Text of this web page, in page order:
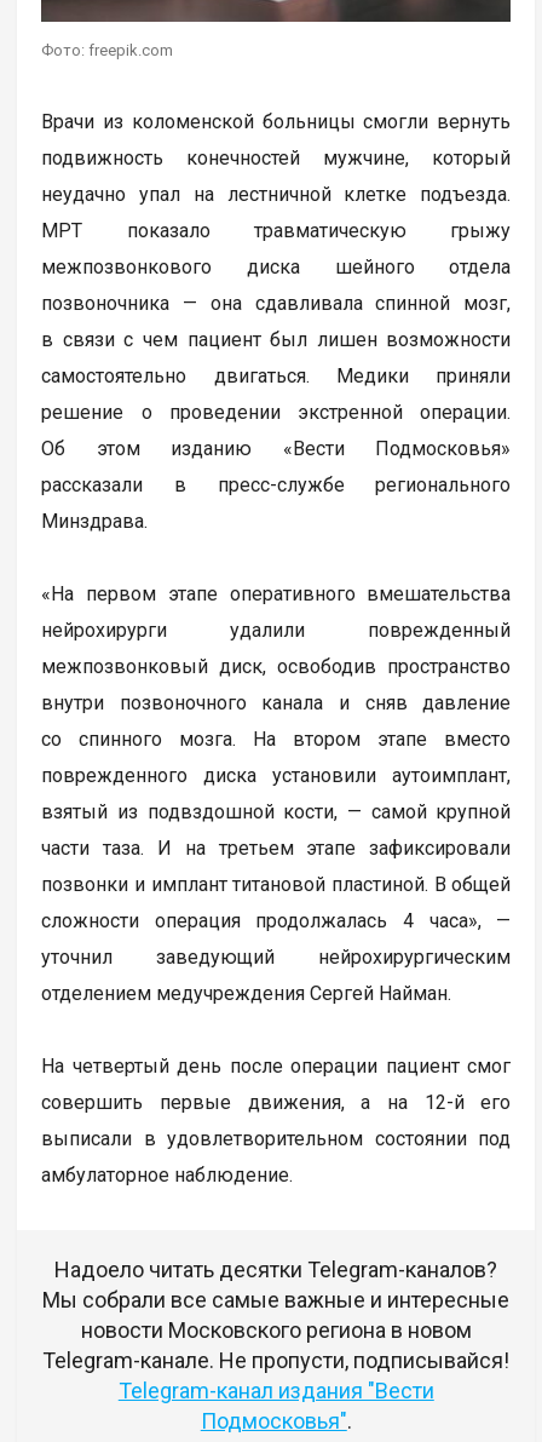
Фото: freepik.com
Врачи из коломенской больницы смогли вернуть
подвижность конечностей мужчине, который
неудачно упал на лестничной клетке подъезда.
МРТ показало травматическую грыжу
межпозвонкового диска шейного отдела
позвоночника — она сдавливала спинной мозг,
в связи с чем пациент был лишен возможности
самостоятельно двигаться. Медики приняли
решение о проведении экстренной операции.
Об этом изданию «Вести Подмосковья»
рассказали в пресс-службе регионального
Минздрава.
«На первом этапе оперативного вмешательства
нейрохирурги удалили поврежденный
межпозвонковый диск, освободив пространство
внутри позвоночного канала и сняв давление
со спинного мозга. На втором этапе вместо
поврежденного диска установили аутоимплант,
взятый из подвздошной кости, — самой крупной
части таза. И на третьем этапе зафиксировали
позвонки и имплант титановой пластиной. В общей
сложности операция продолжалась 4 часа», —
уточнил заведующий нейрохирургическим
отделением медучреждения Сергей Найман.
На четвертый день после операции пациент смог
совершить первые движения, а на 12-й его
выписали в удовлетворительном состоянии под
амбулаторное наблюдение.
Надоело читать десятки Telegram-каналов?
Мы собрали все самые важные и интересные
новости Московского региона в новом
Telegram-канале. Не пропусти, подписывайся!
Telegram-канал издания "Вести
Подмосковья".